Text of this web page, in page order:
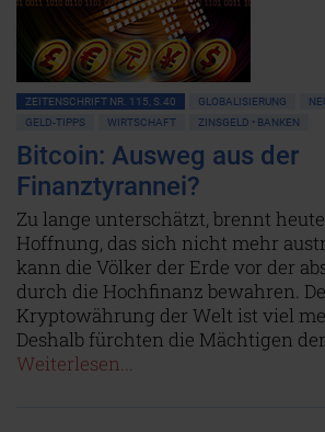
ZEITENSCHRIFT NR. 115, S.40 GLOBALISIERUNG
GELD-TIPPS
WIRTSCHAFT ZINSGELD • BANKEN
Bitcoin: Ausweg aus der
Finanztyrannei?
Zu lange unterschätzt, brennt
Hoffnung, das sich nicht mehr
kann die Völker der Erde vor der
durch die Hochfinanz bewahren.
Kryptowährung der Welt ist viel
Deshalb fürchten die Mächtigen
Weiterlesen...